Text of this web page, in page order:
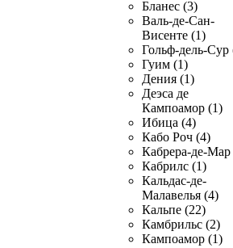
Бланес (3)
Валь-де-Сан-
Висенте (1)
Гольф-дель-Сур
Гуим (1)
Дения (1)
Деэса де
Кампоамор (1)
Ибица (4)
Кабо Роч (4)
Кабрера-де-Мар
Кабрилс (1)
Кальдас-де-
Малавелья (4)
Кальпе (22)
Камбрильс (2)
Кампоамор (1)